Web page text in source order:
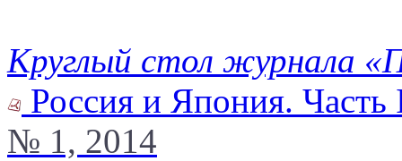
Круглый стол журнала
Россия и Япония. Часть
№ 1, 2014